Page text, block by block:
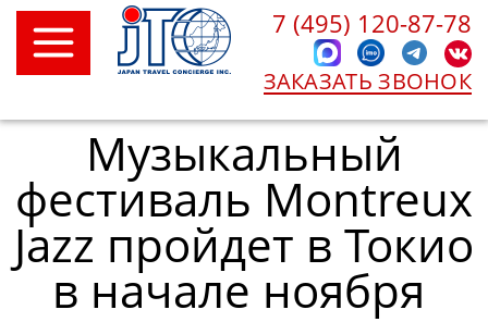
7 (495) 120-87-78
ЗАКАЗАТЬ ЗВОНОК
Музыкальный
фестиваль Montreux
Jazz пройдет в Токио
в начале ноября